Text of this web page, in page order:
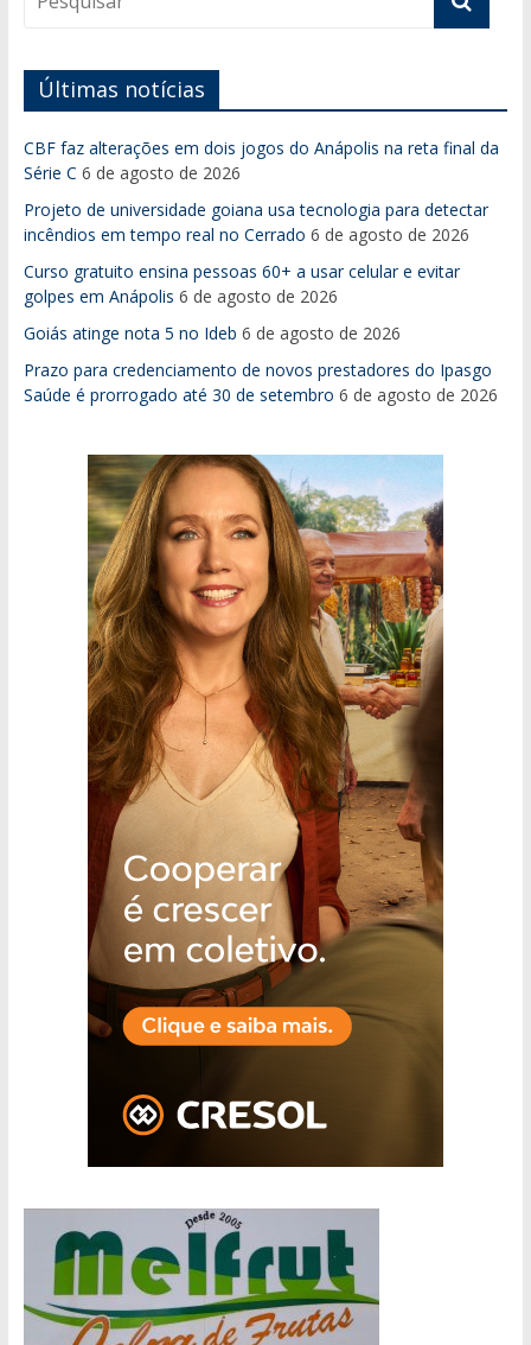
Últimas notícias
CBF faz alterações em dois jogos do Anápolis na reta final da
Série C 6 de agosto de 2026
Projeto de universidade goiana usa tecnologia para detectar
incêndios em tempo real no Cerrado 6 de agosto de 2026
Curso gratuito ensina pessoas 60+ a usar celular e evitar
golpes em Anápolis 6 de agosto de 2026
Goiás atinge nota 5 no Ideb 6 de agosto de 2026
Prazo para credenciamento de novos prestadores do Ipasgo
Saúde é prorrogado até 30 de setembro 6 de agosto de 2026